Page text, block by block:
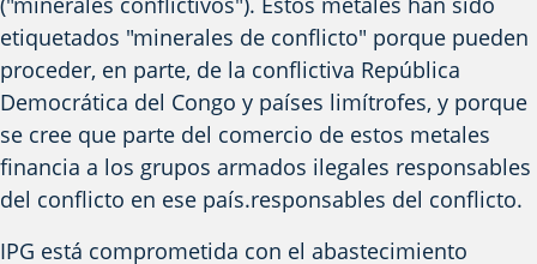
etiquetados "minerales de conflicto" porque pueden
proceder, en parte, de la conflictiva República
Democrática del Congo y países limítrofes, y porque
se cree que parte del comercio de estos metales
financia a los grupos armados ilegales responsables
del conflicto en ese país.responsables del conflicto.
IPG está comprometida con el abastecimiento